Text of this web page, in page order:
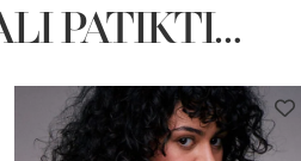
PATIKTI…